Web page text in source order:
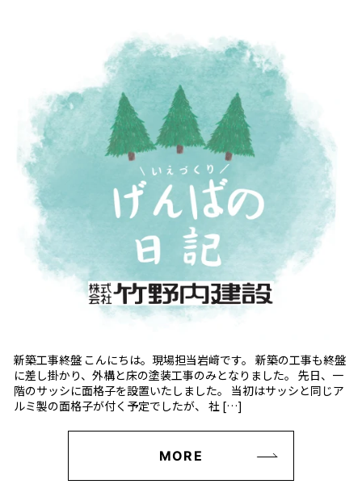
新築工事終盤 こんにちは。現場担当岩﨑です。 新築の工事も終盤
に差し掛かり、外構と床の塗装工事のみとなりました。 先日、一
階のサッシに面格子を設置いたしました。 当初はサッシと同じア
ルミ製の面格子が付く予定でしたが、 社 […]
MORE